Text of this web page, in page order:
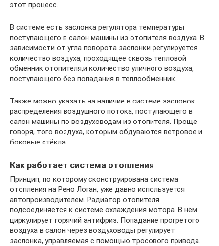
этот процесс.
В системе есть заслонка регулятора температуры
поступающего в салон машины из отопителя воздуха. В
зависимости от угла поворота заслонки регулируется
количество воздуха, проходящее сквозь тепловой
обменник отопителя,и количество уличного воздуха,
поступающего без попадания в теплообменник.
Также можно указать на наличие в системе заслонок
распределения воздушного потока, поступающего в
салон машины по воздуховодам из отопителя. Проще
говоря, того воздуха, которым обдуваются ветровое и
боковые стёкла.
Как работает система отопления
Принцип, по которому сконструирована система
отопления на Рено Логан, уже давно используется
автопроизводителем. Радиатор отопителя
подсоединяется к системе охлаждения мотора. В нём
циркулирует горячий антифриз. Попадание прогретого
воздуха в салон через воздуховоды регулирует
заслонка, управляемая с помощью тросового привода.